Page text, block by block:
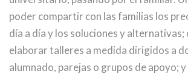
poder compartir con las familias los
día a día y los soluciones y
elaborar talleres a medida dirigidos a
alumnado, parejas o grupos de apoyo;